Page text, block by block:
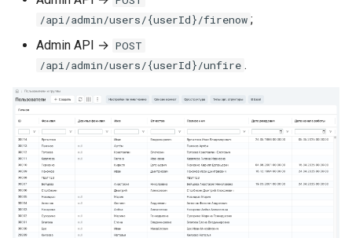
/api/admin/users/{userId}/firenow ;
Admin API → POST
/api/admin/users/{userId}/unfire .